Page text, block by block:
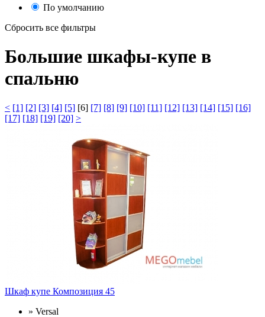
По умолчанию
Сбросить все фильтры
Большие шкафы-купе в
спальню
< [1] [2] [3] [4] [5] [6] [7] [8] [9] [10] [11] [12] [13] [14] [15] [16]
[17] [18] [19] [20] >
Шкаф купе Композиция 45
» Versal